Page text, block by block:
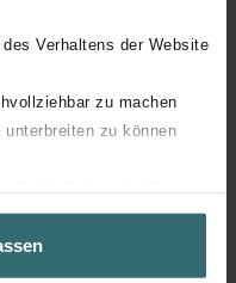
Verhaltens der Website
zu machen
zu können
erhalten
der Kategorie
und
für Privatkunden)
inkl. MwSt.